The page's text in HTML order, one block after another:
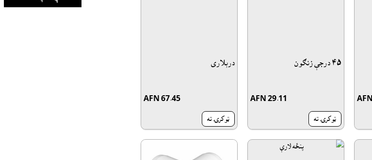
٤٥ درجې زنګون
AFN 29.11
ټوکرۍ ته
درېلارى
AFN 67.45
ټوکرۍ ته